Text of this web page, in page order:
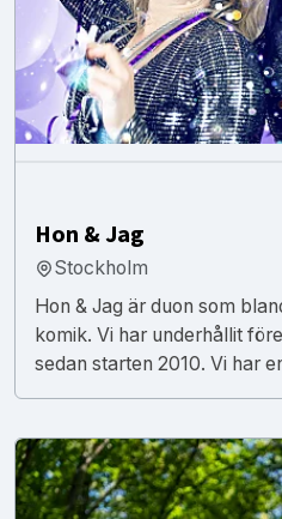
Hon & Jag
Stockholm
Hon & Jag är duon som
komik. Vi har underhållit
sedan starten 2010. Vi har